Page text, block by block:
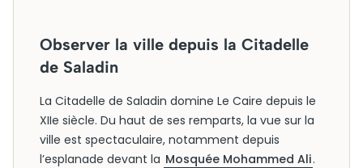
Observer la ville depuis la Citadelle
de Saladin
La Citadelle de Saladin domine Le Caire depuis le
XIIe siècle. Du haut de ses remparts, la vue sur la
ville est spectaculaire, notamment depuis
l’esplanade devant la Mosquée Mohammed Ali.